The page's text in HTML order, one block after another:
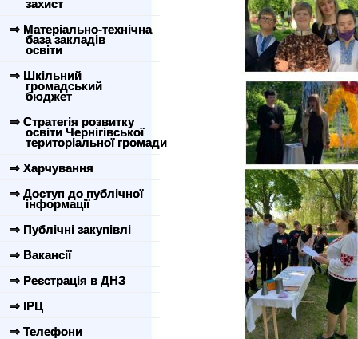
захист
⇒ Матеріально-технічна
база закладів
освіти
⇒ Шкільний
громадський
бюджет
⇒ Стратегія розвитку
освіти Чернігівської
територіальної громади
⇒ Харчування
⇒ Доступ до публічної
інформації
⇒ Публічні закупівлі
⇒ Вакансії
⇒ Реєстрація в ДНЗ
⇒ ІРЦ
⇒ Телефони